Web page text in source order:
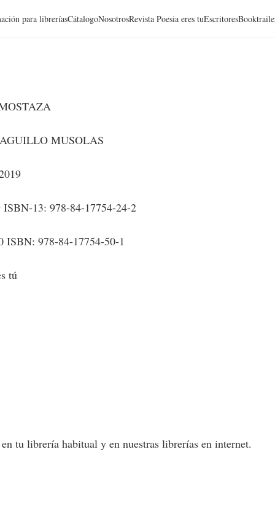
para libreríasCátalogoNosotrosRevista Poesia eres tuEscritores
MUSOLAS
13: 978-84-17754-24-2
ISBN: 978-84-17754-50-1
tú
tu librería habitual y en nuestras librerías en internet.